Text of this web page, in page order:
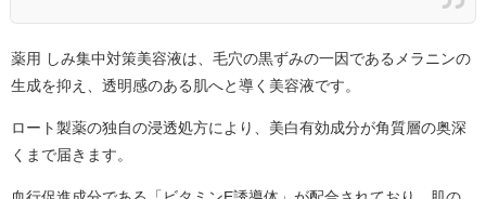
薬用 しみ集中対策美容液は、毛穴の黒ずみの一因であるメラニンの
生成を抑え、透明感のある肌へと導く美容液です。
ロート製薬の独自の浸透処方により、美白有効成分が角質層の奥深
くまで届きます。